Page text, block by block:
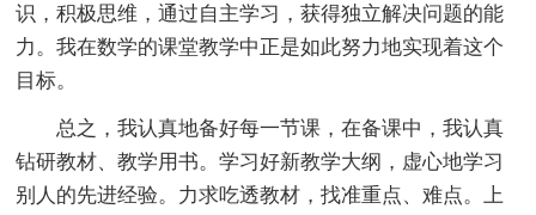
识，积极思维，通过自主学习，获得独立解决问题的能
力。我在数学的课堂教学中正是如此努力地实现着这个
目标。
总之，我认真地备好每一节课，在备课中，我认真
钻研教材、教学用书。学习好新教学大纲，虚心地学习
别人的先进经验。力求吃透教材，找准重点、难点。上